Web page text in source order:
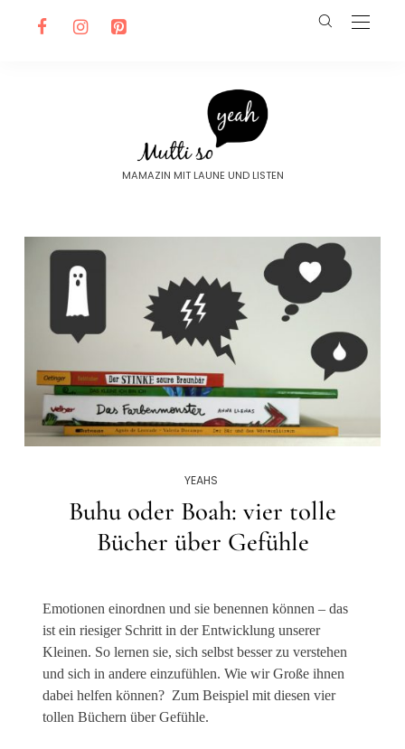
MAMAZIN MIT LAUNE UND LISTEN
YEAHS
Buhu oder Boah: vier tolle
Bücher über Gefühle
Emotionen einordnen und sie benennen können – das
ist ein riesiger Schritt in der Entwicklung unserer
Kleinen. So lernen sie, sich selbst besser zu verstehen
und sich in andere einzufühlen. Wie wir Große ihnen
dabei helfen können? Zum Beispiel mit diesen vier
tollen Büchern über Gefühle.